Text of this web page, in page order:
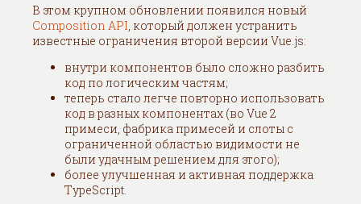
В этом крупном обновлении появился новый
Composition API, который должен устранить
известные ограничения второй версии Vue.js:
внутри компонентов было сложно разбить
код по логическим частям;
теперь стало легче повторно использовать
код в разных компонентах (во Vue 2
примеси, фабрика примесей и cлоты с
ограниченной областью видимости не
были удачным решением для этого);
более улучшенная и активная поддержка
TypeScript.